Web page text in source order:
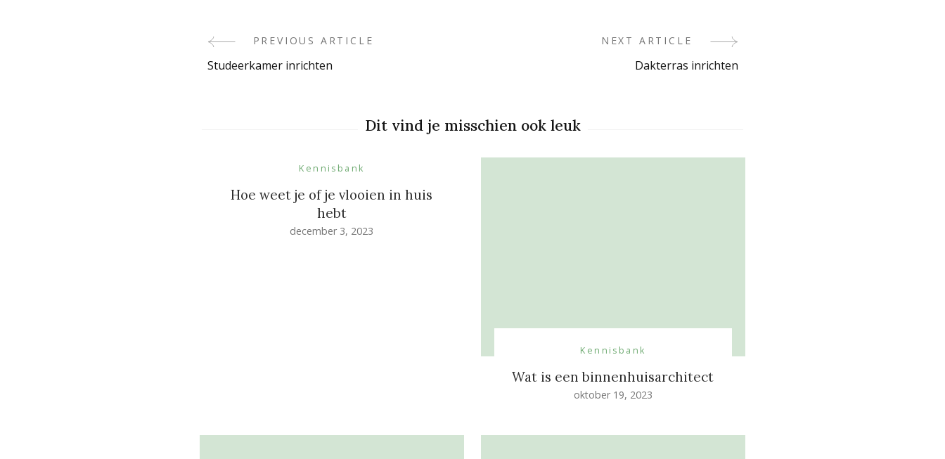
PostPREVIOUS ARTICLE
Studeerkamer inrichten
NEXT ARTICLE
Dakterras inrichten
Dit vind je misschien ook leuk
Kennisbank
Hoe weet je of je vlooien in huis
hebt
december 3, 2023
Kennisbank
Wat is een binnenhuisarchitect
oktober 19, 2023